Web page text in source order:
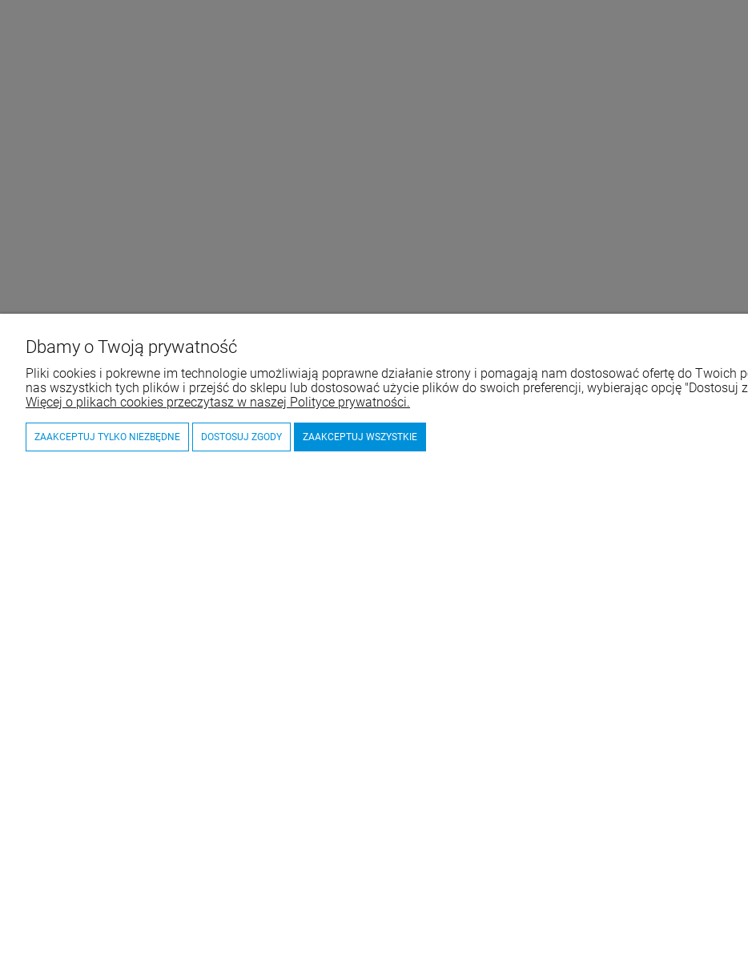
Dbamy o Twoją prywatność
Pliki cookies i pokrewne im technologie umożliwiają poprawne działanie strony i pomagają nam dostosować ofertę do Twoich
nas wszystkich tych plików i przejść do sklepu lub dostosować użycie plików do swoich preferencji, wybierając opcję "Dostosuj
Więcej o plikach cookies przeczytasz w naszej Polityce prywatności.
ZAAKCEPTUJ TYLKO NIEZBĘDNE DOSTOSUJ ZGODY ZAAKCEPTUJ WSZYSTKIE